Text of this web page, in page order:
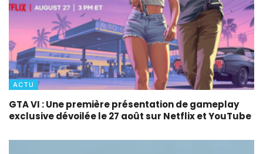
ACTU
GTA VI : Une première présentation de gameplay
exclusive dévoilée le 27 août sur Netflix et YouTube